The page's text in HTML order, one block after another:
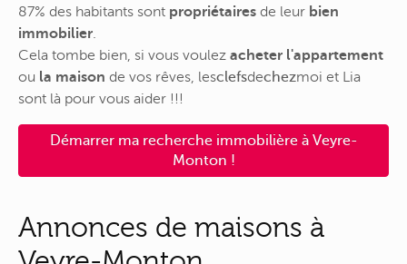
87% des habitants sont propriétaires de leur bien
immobilier.
Cela tombe bien, si vous voulez acheter l'appartement
ou la maison de vos rêves, lesclefsdechezmoi et Lia
sont là pour vous aider !!!
Démarrer ma recherche immobilière à Veyre-
Monton !
Annonces de maisons à